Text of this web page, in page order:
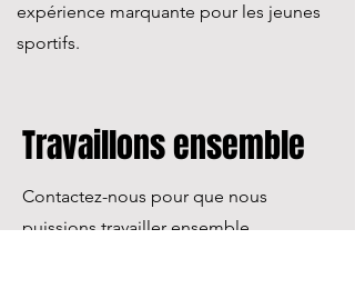
expérience marquante pour les jeunes
sportifs.
Travaillons ensemble
Contactez-nous pour que nous
puissions travailler ensemble.